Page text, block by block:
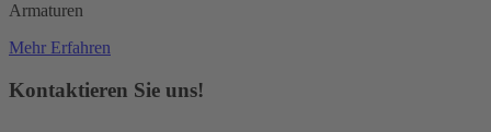
Armaturen
Mehr Erfahren
Kontaktieren Sie uns!